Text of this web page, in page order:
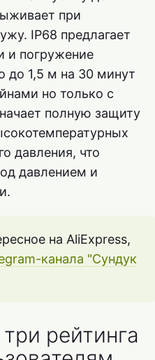
при
IP68 предлагает
и погружение
до 1,5 м на 30 минут
но только с
полную защиту
давления, что
давлением и
на AliExpress,
канала "Сундук
рейтинга